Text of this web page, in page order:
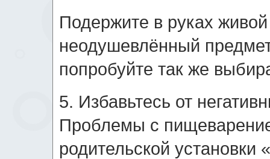
Подержите в руках
неодушевлённый
попробуйте так же
5. Избавьтесь от
Проблемы с
родительской установки